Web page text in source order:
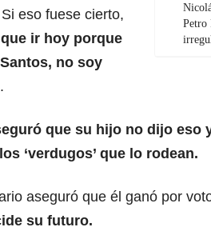
Petro
Si eso fuese cierto,
ir hoy porque
no soy
que su hijo no dijo eso
‘verdugos’ que lo rodean.
aseguró que él ganó por
su futuro.